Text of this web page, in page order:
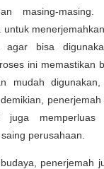
masing-masing.
untuk
agar bisa
ini memastikan
mudah
juga
perusahaan.
penerjemah